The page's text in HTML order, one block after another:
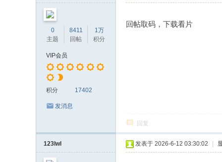
0
主题
8411
回帖
1万
积分
VIP会员
积分 17402
发消息
回帖取码，下载看片
回复
123lwl 发表于 2026-6-12 03:30:02